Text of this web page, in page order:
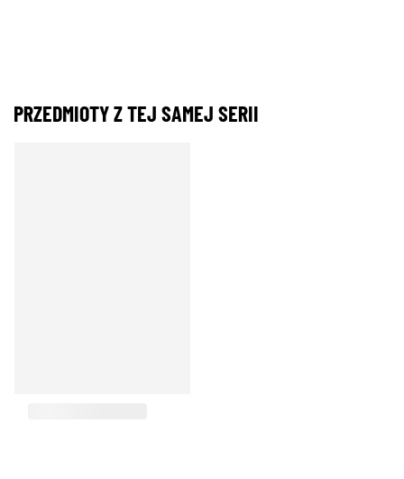
PRZEDMIOTY Z TEJ SAMEJ SERII